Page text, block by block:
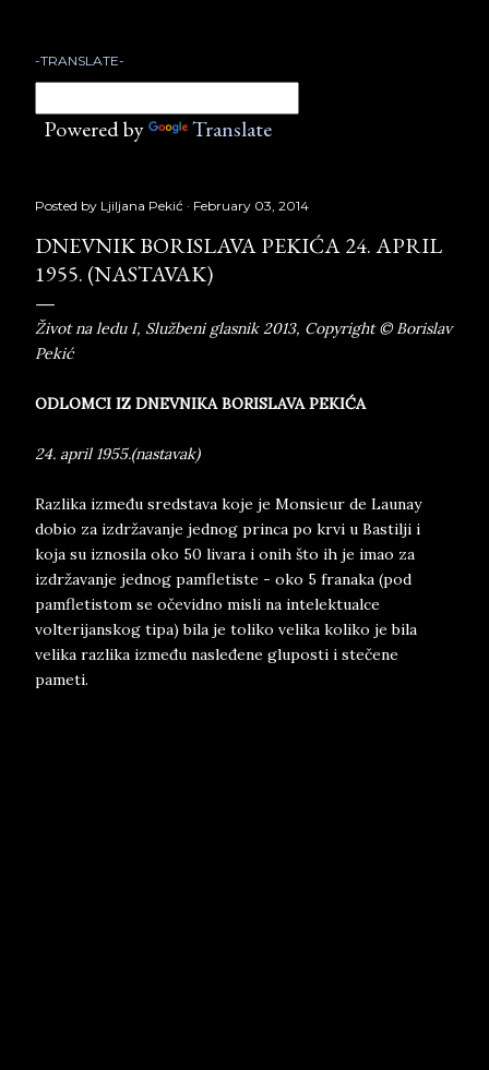
-TRANSLATE-
Powered by Translate
Posted by Ljiljana Pekić February 03, 2014
DNEVNIK BORISLAVA PEKIĆA 24. APRIL
1955. (NASTAVAK)
Život na ledu I, Službeni glasnik 2013, Copyright © Borislav
Pekić
ODLOMCI IZ DNEVNIKA BORISLAVA PEKIĆA
24. april 1955.(nastavak)
Razlika između sredstava koje je Monsieur de Launay
dobio za izdržavanje jednog princa po krvi u Bastilji i
koja su iznosila oko 50 livara i onih što ih je imao za
izdržavanje jednog pamfletiste - oko 5 franaka (pod
pamfletistom se očevidno misli na intelektualce
volterijanskog tipa) bila je toliko velika koliko je bila
velika razlika između nasleđene gluposti i stečene
pameti.